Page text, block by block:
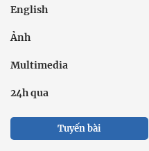
English
Ảnh
Multimedia
24h qua
Tuyến bài